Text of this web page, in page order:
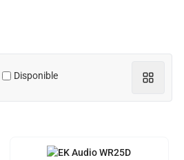
Disponible